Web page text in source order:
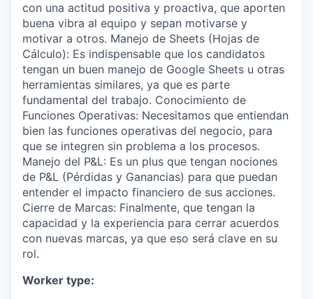
con una actitud positiva y proactiva, que aporten
buena vibra al equipo y sepan motivarse y
motivar a otros. Manejo de Sheets (Hojas de
Cálculo): Es indispensable que los candidatos
tengan un buen manejo de Google Sheets u otras
herramientas similares, ya que es parte
fundamental del trabajo. Conocimiento de
Funciones Operativas: Necesitamos que entiendan
bien las funciones operativas del negocio, para
que se integren sin problema a los procesos.
Manejo del P&L: Es un plus que tengan nociones
de P&L (Pérdidas y Ganancias) para que puedan
entender el impacto financiero de sus acciones.
Cierre de Marcas: Finalmente, que tengan la
capacidad y la experiencia para cerrar acuerdos
con nuevas marcas, ya que eso será clave en su
rol.
Worker type: